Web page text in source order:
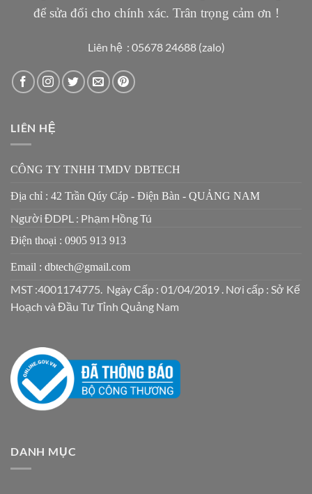
để sửa đổi cho chính xác. Trân trọng cảm ơn !
Liên hệ : 05678 24688 (zalo)
LIÊN HỆ
CÔNG TY TNHH TMDV DBTECH
Địa chỉ : 42 Trần Qúy Cáp - Điện Bàn - QUẢNG NAM
Người ĐDPL : Phạm Hồng Tú
Điện thoại : 0905 913 913
Email : dbtech@gmail.com
MST :4001174775. Ngày Cấp : 01/04/2019 . Nơi cấp : Sở Kế
Hoạch và Đầu Tư Tỉnh Quảng Nam
DANH MỤC